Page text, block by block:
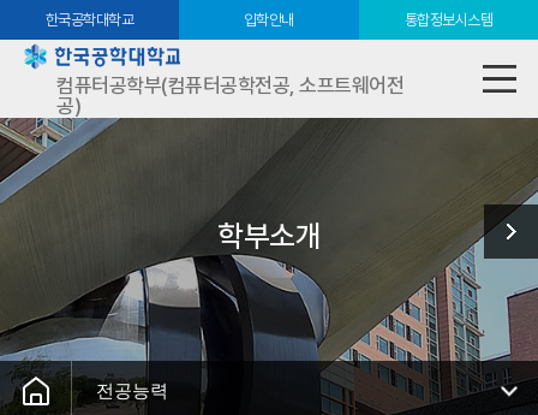
한국공학대학교 입학안내 통합정보시스템
컴퓨터공학부(컴퓨터공학전공, 소프트웨어전
공)
학부소개
전공능력